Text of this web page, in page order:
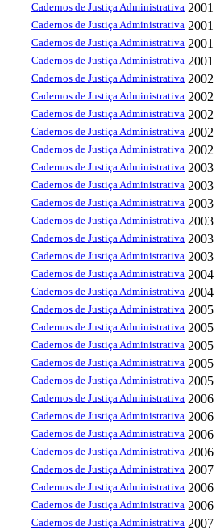
Cadernos de Justiça Administrativa 2001
Cadernos de Justiça Administrativa 2001
Cadernos de Justiça Administrativa 2001
Cadernos de Justiça Administrativa 2001
Cadernos de Justiça Administrativa 2002
Cadernos de Justiça Administrativa 2002
Cadernos de Justiça Administrativa 2002
Cadernos de Justiça Administrativa 2002
Cadernos de Justiça Administrativa 2002
Cadernos de Justiça Administrativa 2003
Cadernos de Justiça Administrativa 2003
Cadernos de Justiça Administrativa 2003
Cadernos de Justiça Administrativa 2003
Cadernos de Justiça Administrativa 2003
Cadernos de Justiça Administrativa 2003
Cadernos de Justiça Administrativa 2004
Cadernos de Justiça Administrativa 2004
Cadernos de Justiça Administrativa 2005
Cadernos de Justiça Administrativa 2005
Cadernos de Justiça Administrativa 2005
Cadernos de Justiça Administrativa 2005
Cadernos de Justiça Administrativa 2005
Cadernos de Justiça Administrativa 2006
Cadernos de Justiça Administrativa 2006
Cadernos de Justiça Administrativa 2006
Cadernos de Justiça Administrativa 2006
Cadernos de Justiça Administrativa 2007
Cadernos de Justiça Administrativa 2006
Cadernos de Justiça Administrativa 2006
Cadernos de Justiça Administrativa 2007